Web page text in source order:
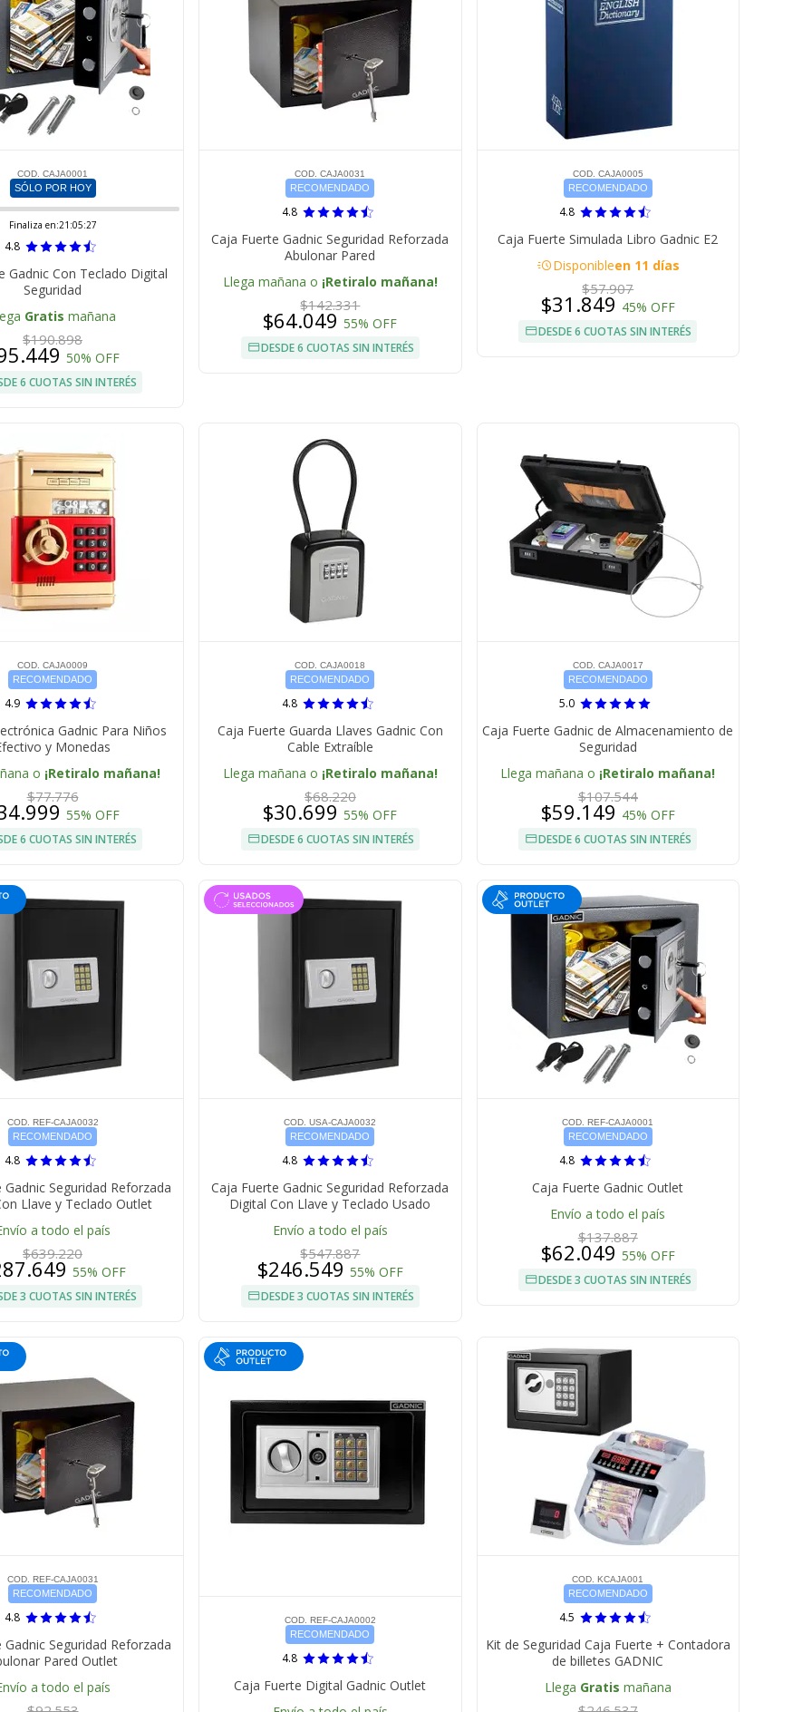
COD. CAJA0001
SÓLO POR HOY
Finaliza en:21:05:26
4.8
Gadnic Con Teclado Digital
Seguridad
Gratis mañana
$190.898
50% OFF
6 CUOTAS SIN INTERÉS
COD. CAJA0031
RECOMENDADO
4.8
Caja Fuerte Gadnic Seguridad Reforzada
Abulonar Pared
Llega mañana o ¡Retiralo mañana!
$142.331
$64.04955% OFF
DESDE 6 CUOTAS SIN INTERÉS
COD. CAJA0005
RECOMENDADO
4.8
Caja Fuerte Simulada Libro Gadnic E2
acuteDisponibleen 11 días
$57.907
$31.849 45% OFF
DESDE 6 CUOTAS SIN INTERÉS
COD. CAJA0009
RECOMENDADO
4.9
Gadnic Para Niños
y Monedas
o ¡Retiralo mañana!
$77.776
55% OFF
6 CUOTAS SIN INTERÉS
COD. CAJA0018
RECOMENDADO
4.8
Caja Fuerte Guarda Llaves Gadnic Con
Cable Extraíble
Llega mañana o ¡Retiralo mañana!
$68.220
$30.69955% OFF
DESDE 6 CUOTAS SIN INTERÉS
COD. CAJA0017
RECOMENDADO
5.0
Caja Fuerte Gadnic de Almacenamiento de
Seguridad
Llega mañana o ¡Retiralo mañana!
$107.544
$59.149 45% OFF
DESDE 6 CUOTAS SIN INTERÉS
COD. REF-CAJA0032
RECOMENDADO
4.8
Gadnic Seguridad Reforzada
Llave y Teclado Outlet
a todo el país
$639.220
55% OFF
3 CUOTAS SIN INTERÉS
COD. USA-CAJA0032
RECOMENDADO
4.8
Caja Fuerte Gadnic Seguridad Reforzada
Digital Con Llave y Teclado Usado
Envío a todo el país
$547.887
$246.549 55% OFF
DESDE 3 CUOTAS SIN INTERÉS
COD. REF-CAJA0001
RECOMENDADO
4.8
Caja Fuerte Gadnic Outlet
Envío a todo el país
$137.887
$62.049 55% OFF
DESDE 3 CUOTAS SIN INTERÉS
COD. REF-CAJA0031
RECOMENDADO
4.8
Gadnic Seguridad Reforzada
Pared Outlet
a todo el país
COD. REF-CAJA0002
RECOMENDADO
4.8
Caja Fuerte Digital Gadnic Outlet
COD. KCAJA001
RECOMENDADO
4.5
Kit de Seguridad Caja Fuerte + Contadora
de billetes GADNIC
Llega Gratis mañana